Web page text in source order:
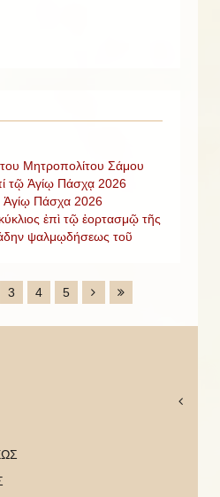
Μητροπολίτου Σάμου
τῷ Ἁγίῳ Πάσχᾳ 2026
Ἁγίῳ Πάσχα 2026
ἐπὶ τῷ ἑορτασμῷ τῆς
ψαλμῳδήσεως τοῦ
3 4 5